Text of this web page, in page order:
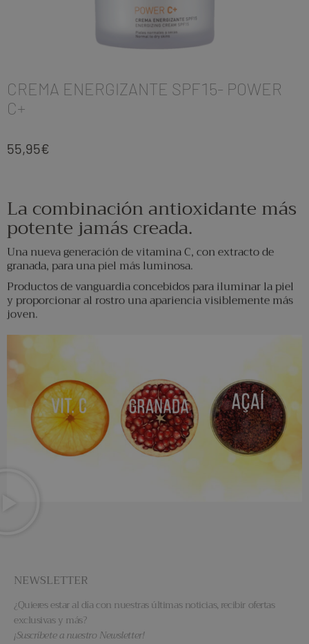
CREMA ENERGIZANTE SPF15- POWER
C+
55,95€
La combinación antioxidante más
potente jamás creada.
Una nueva generación de vitamina C, con extracto de
granada, para una piel más luminosa.
Productos de vanguardia concebidos para iluminar la piel
y proporcionar al rostro una apariencia visiblemente más
joven.
NEWSLETTER
¿Quieres estar al día con nuestras últimas noticias, recibir ofertas
exclusivas y más?
¡Suscríbete a nuestro Newsletter!